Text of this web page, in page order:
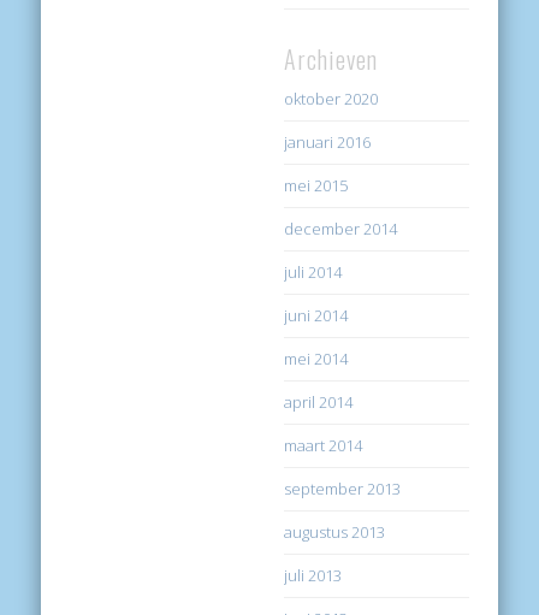
Archieven
oktober 2020
januari 2016
mei 2015
december 2014
juli 2014
juni 2014
mei 2014
april 2014
maart 2014
september 2013
augustus 2013
juli 2013